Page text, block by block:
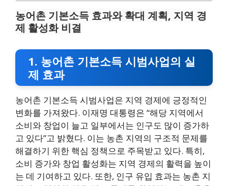
농어촌 기본소득 효과와 확대 계획, 지역 경
제 활성화 비결
1. 농어촌 기본소득 시범사업의 실
제 효과
농어촌 기본소득 시범사업은 지역 경제에 긍정적인
변화를 가져왔다. 이재명 대통령은 “해당 지역에서
소비와 창업이 늘고 일부에서는 인구도 많이 증가하
고 있다”고 밝혔다. 이는 농촌 지역의 구조적 문제를
해결하기 위한 핵심 정책으로 주목받고 있다. 특히,
소비 증가와 창업 활성화는 지역 경제의 활력을 높이
는 데 기여하고 있다. 또한, 인구 유입 효과는 농촌 지